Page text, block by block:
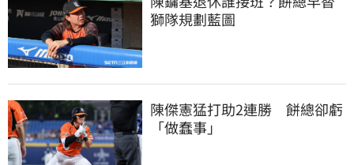
獅隊規劃藍圖
陳傑憲猛打助2連勝　餅總卻虧
「做蠢事」